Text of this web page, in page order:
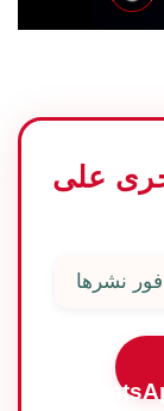
على
نشرها